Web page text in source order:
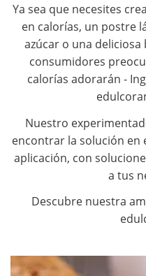
Ya sea que necesites
en calorías, un postre
azúcar o una
consumidores
calorías adorarán -
Nuestro
encontrar la solución
aplicación, con
a tus
Descubre nuestra